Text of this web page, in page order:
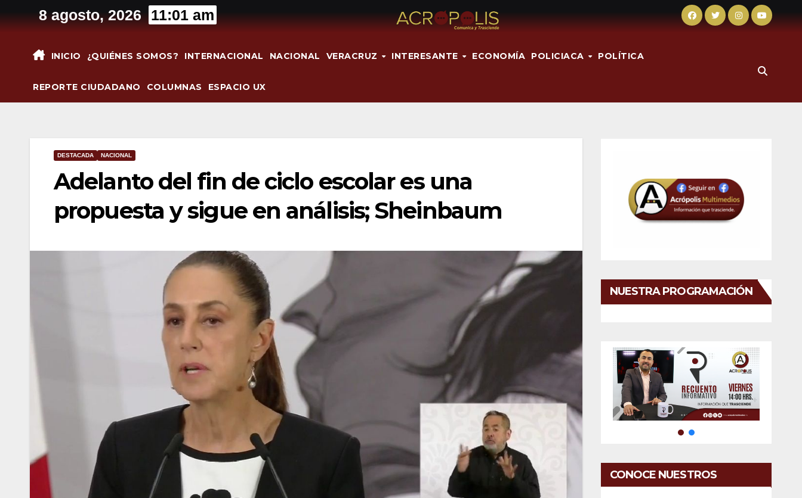
al
8 agosto, 2026 11:01 am
INICIO ¿QUIÉNES SOMOS? INTERNACIONAL NACIONAL VERACRUZ INTERESANTE ECONOMÍA POLICIACA POLÍTICA
REPORTE CIUDADANO COLUMNAS ESPACIO UX
DESTACADA NACIONAL
Adelanto del fin de ciclo escolar es una
propuesta y sigue en análisis; Sheinbaum
NUESTRA PROGRAMACIÓN
CONOCE NUESTROS